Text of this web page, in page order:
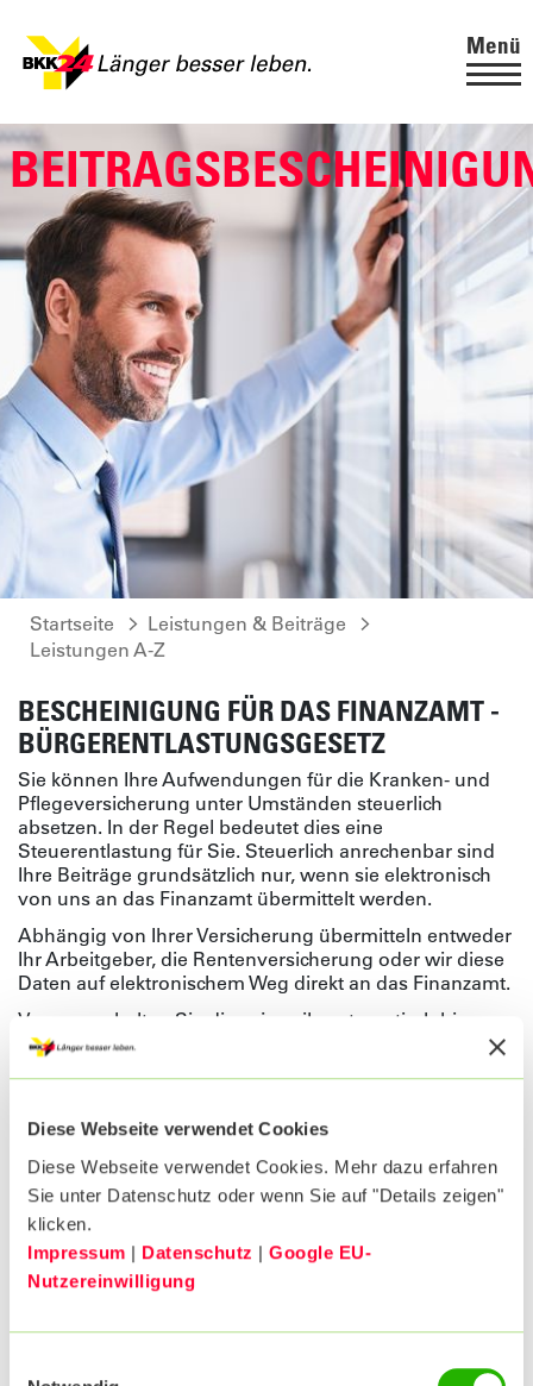
Diese Webseite verwendet Cookies
Diese Webseite verwendet Cookies. Mehr dazu erfahren
Sie unter Datenschutz oder wenn Sie auf "Details zeigen"
klicken.
Impressum | Datenschutz | Google EU-
Nutzereinwilligung
Menü
Startseite
Leistungen & Beiträge
Leistungen A-Z
BESCHEINIGUNG FÜR DAS FINANZAMT -
BÜRGERENTLASTUNGSGESETZ
Sie können Ihre Aufwendungen für die Kranken- und
Pflegeversicherung unter Umständen steuerlich
absetzen. In der Regel bedeutet dies eine
Steuerentlastung für Sie. Steuerlich anrechenbar sind
Ihre Beiträge grundsätzlich nur, wenn sie elektronisch
von uns an das Finanzamt übermittelt werden.
Abhängig von Ihrer Versicherung übermitteln entweder
Ihr Arbeitgeber, die Rentenversicherung oder wir diese
Daten auf elektronischem Weg direkt an das Finanzamt.
Von uns erhalten Sie diese jeweils automatisch bis
spätestens Ende Februar des Folgejahres.
Bei steuerrechtlichen Fragestellungen können Sie sich
Steuerninformieren.
WAS IST DAS BÜRGERENTLASTUNGSGESETZ?